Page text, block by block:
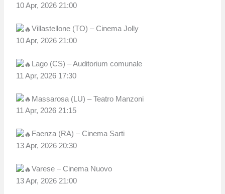
10 Apr, 2026 21:00
Villastellone (TO) – Cinema Jolly
10 Apr, 2026 21:00
Lago (CS) – Auditorium comunale
11 Apr, 2026 17:30
Massarosa (LU) – Teatro Manzoni
11 Apr, 2026 21:15
Faenza (RA) – Cinema Sarti
13 Apr, 2026 20:30
Varese – Cinema Nuovo
13 Apr, 2026 21:00